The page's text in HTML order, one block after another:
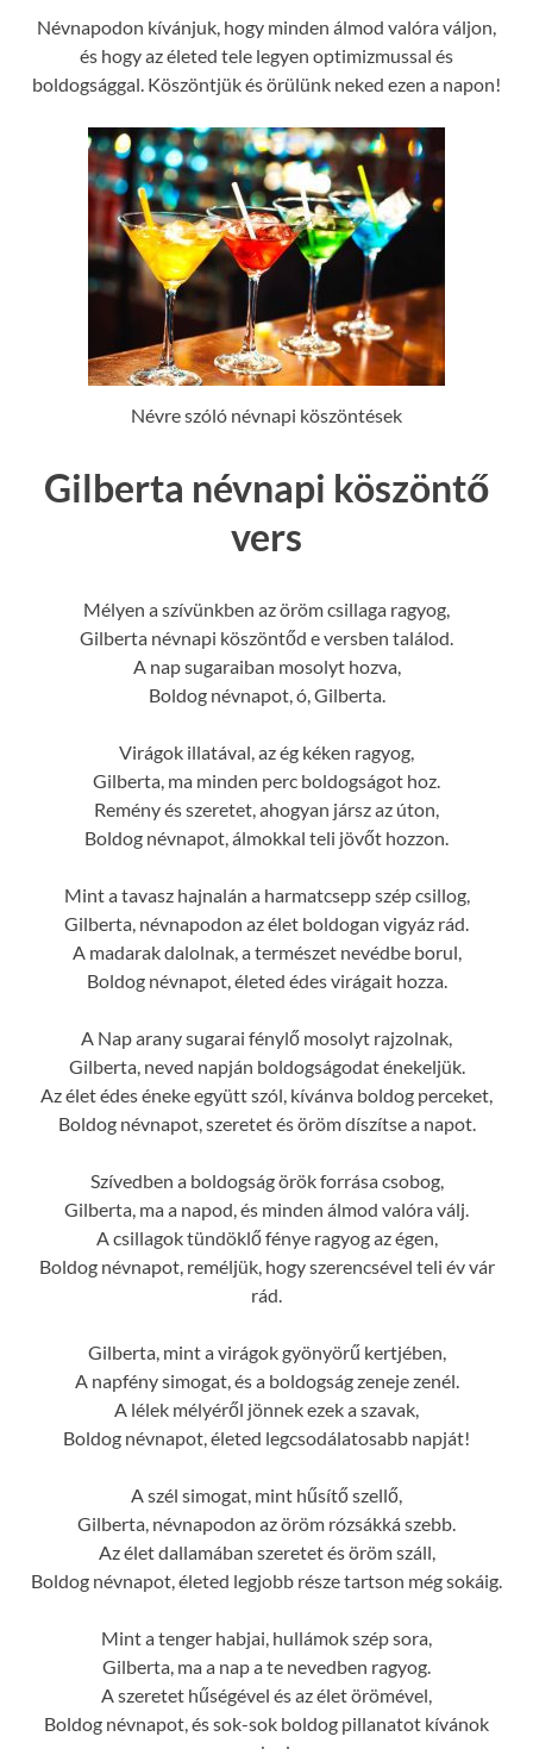
Névnapodon kívánjuk, hogy minden álmod valóra váljon,
és hogy az életed tele legyen optimizmussal és
boldogsággal. Köszöntjük és örülünk neked ezen a napon!
Névre szóló névnapi köszöntések
Gilberta névnapi köszöntő
vers
Mélyen a szívünkben az öröm csillaga ragyog,
Gilberta névnapi köszöntőd e versben találod.
A nap sugaraiban mosolyt hozva,
Boldog névnapot, ó, Gilberta.
Virágok illatával, az ég kéken ragyog,
Gilberta, ma minden perc boldogságot hoz.
Remény és szeretet, ahogyan jársz az úton,
Boldog névnapot, álmokkal teli jövőt hozzon.
Mint a tavasz hajnalán a harmatcsepp szép csillog,
Gilberta, névnapodon az élet boldogan vigyáz rád.
A madarak dalolnak, a természet nevédbe borul,
Boldog névnapot, életed édes virágait hozza.
A Nap arany sugarai fénylő mosolyt rajzolnak,
Gilberta, neved napján boldogságodat énekeljük.
Az élet édes éneke együtt szól, kívánva boldog perceket,
Boldog névnapot, szeretet és öröm díszítse a napot.
Szívedben a boldogság örök forrása csobog,
Gilberta, ma a napod, és minden álmod valóra válj.
A csillagok tündöklő fénye ragyog az égen,
Boldog névnapot, reméljük, hogy szerencsével teli év vár
rád.
Gilberta, mint a virágok gyönyörű kertjében,
A napfény simogat, és a boldogság zeneje zenél.
A lélek mélyéről jönnek ezek a szavak,
Boldog névnapot, életed legcsodálatosabb napját!
A szél simogat, mint hűsítő szellő,
Gilberta, névnapodon az öröm rózsákká szebb.
Az élet dallamában szeretet és öröm száll,
Boldog névnapot, életed legjobb része tartson még sokáig.
Mint a tenger habjai, hullámok szép sora,
Gilberta, ma a nap a te nevedben ragyog.
A szeretet hűségével és az élet örömével,
Boldog névnapot, és sok-sok boldog pillanatot kívánok